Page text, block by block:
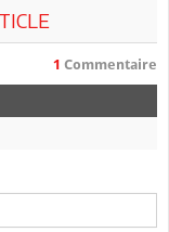
1 Commentaire